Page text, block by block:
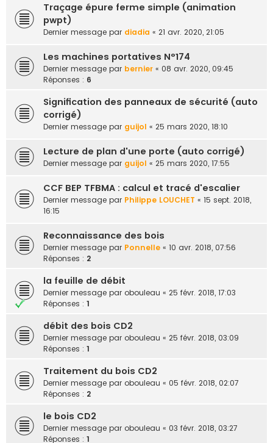
Traçage épure ferme simple (animation
pwpt)
Dernier message par diadia « 21 avr. 2020, 21:05
Les machines portatives N°174
Dernier message par bernier « 08 avr. 2020, 09:45
Réponses : 6
Signification des panneaux de sécurité (auto
corrigé)
Dernier message par guijol « 25 mars 2020, 18:10
Lecture de plan d'une porte (auto corrigé)
Dernier message par guijol « 25 mars 2020, 17:55
CCF BEP TFBMA : calcul et tracé d'escalier
Dernier message par Philippe LOUCHET « 15 sept. 2018,
16:15
Reconnaissance des bois
Dernier message par Ponnelle « 10 avr. 2018, 07:56
Réponses : 2
la feuille de débit
Dernier message par obouleau « 25 févr. 2018, 17:03
Réponses : 1
débit des bois CD2
Dernier message par obouleau « 25 févr. 2018, 03:09
Réponses : 1
Traitement du bois CD2
Dernier message par obouleau « 05 févr. 2018, 02:07
Réponses : 2
le bois CD2
Dernier message par obouleau « 03 févr. 2018, 03:27
Réponses : 1